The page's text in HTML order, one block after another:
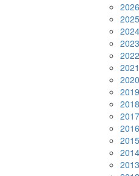
2026
2025
2024
2023
2022
2021
2020
2019
2018
2017
2016
2015
2014
2013